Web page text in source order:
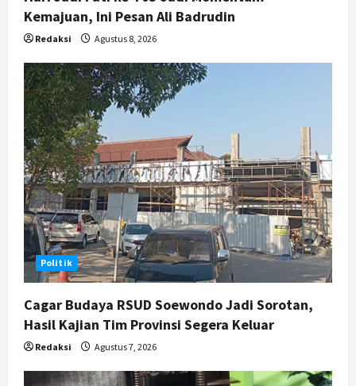
Kemajuan, Ini Pesan Ali Badrudin
Redaksi Agustus 8, 2026
Politik
Cagar Budaya RSUD Soewondo Jadi Sorotan,
Hasil Kajian Tim Provinsi Segera Keluar
Redaksi Agustus 7, 2026